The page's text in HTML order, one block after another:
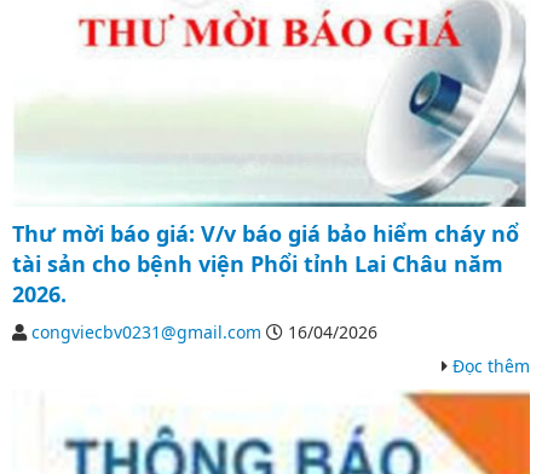
Thư mời báo giá: V/v báo giá bảo hiểm cháy nổ
tài sản cho bệnh viện Phổi tỉnh Lai Châu năm
2026.
congviecbv0231@gmail.com
16/04/2026
Đọc thêm